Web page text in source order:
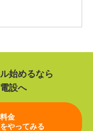
始めるなら
設へ
料金
やってみる